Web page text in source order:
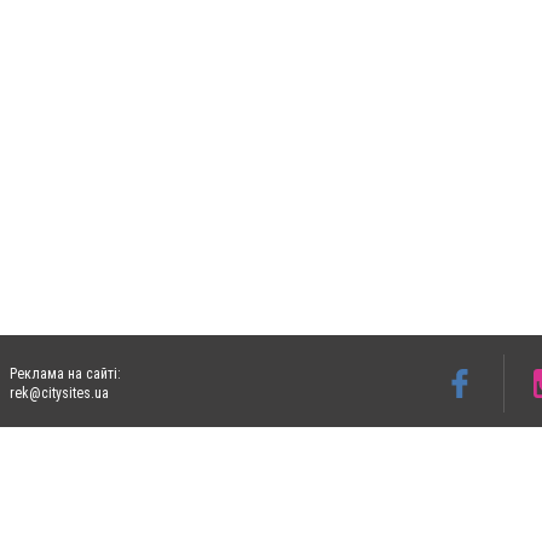
Реклама на сайті:
rek@citysites.ua